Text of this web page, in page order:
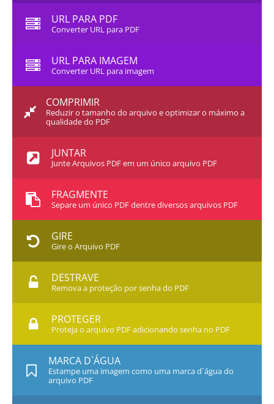
URL PARA PDF
Converter URL para PDF
URL PARA IMAGEM
Converter URL para imagem
COMPRIMIR
Reduzir o tamanho do arquivo e optimizar o máximo a
qualidade do PDF
JUNTAR
Junte Arquivos PDF em um único arquivo PDF
FRAGMENTE
Separe um único PDF dentre diversos arquivos PDF
GIRE
Gire o Arquivo PDF
DESTRAVE
Remova a proteção por senha do PDF
PROTEGER
Proteja o arquivo PDF adicionando senha no PDF
MARCA D`ÁGUA
Estampe uma imagem como uma marca d`água do
arquivo PDF